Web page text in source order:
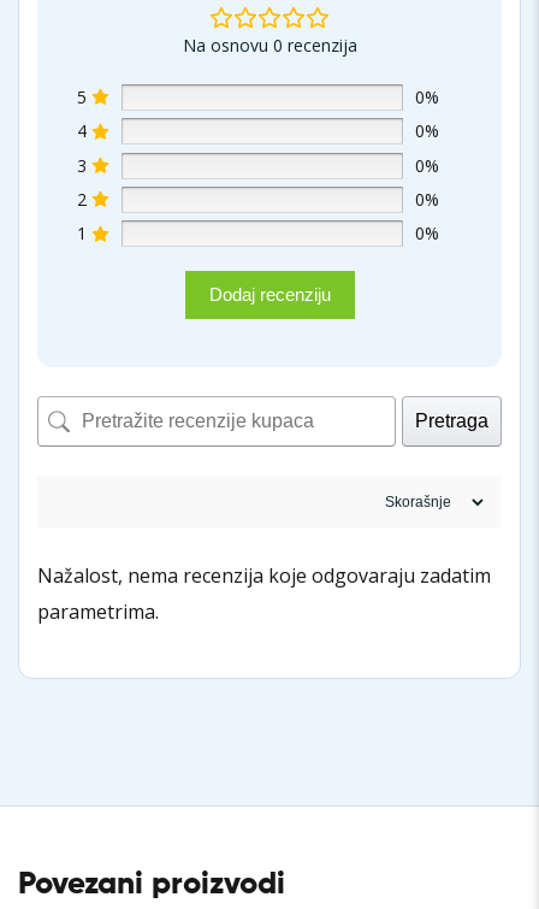
Na osnovu 0 recenzija
5
0%
4
0%
3
0%
2
0%
1
0%
Dodaj recenziju
Pretraga
Nažalost, nema recenzija koje odgovaraju zadatim
parametrima.
Povezani proizvodi